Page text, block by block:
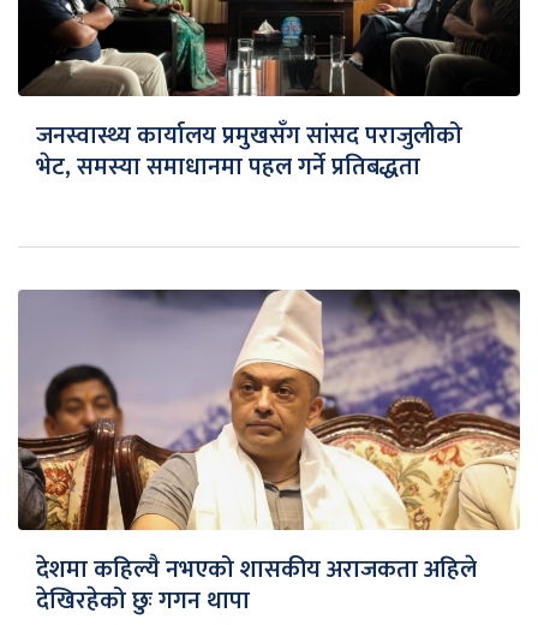
जनस्वास्थ्य कार्यालय प्रमुखसँग सांसद पराजुलीको
भेट, समस्या समाधानमा पहल गर्ने प्रतिबद्धता
देशमा कहिल्यै नभएको शासकीय अराजकता अहिले
देखिरहेको छुः गगन थापा